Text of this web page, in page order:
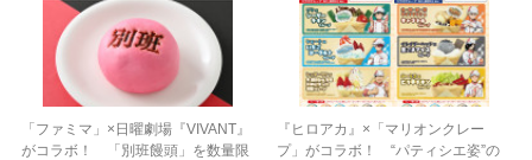
「ファミマ」×日曜劇場『VIVANT』
がコラボ！ 「別班饅頭」を数量限
『ヒロアカ』×「マリオンクレー
プ」がコラボ！ “パティシエ姿”の